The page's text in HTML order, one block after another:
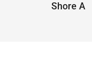
Shore A